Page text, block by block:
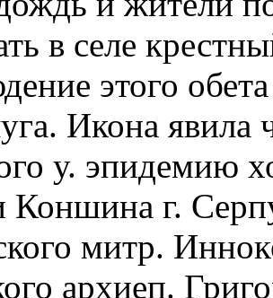
в селе
этого
Икона явила
у. эпидемию
Коншина г.
митр.
архиеп.